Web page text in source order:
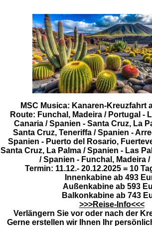
MSC Musica: Kanaren-Kreuzfahrt
Route: Funchal, Madeira / Portugal -
Canaria / Spanien - Santa Cruz, La
Santa Cruz, Teneriffa / Spanien -
Spanien - Puerto del Rosario,
Santa Cruz, La Palma / Spanien - Las
/ Spanien - Funchal, Madeira /
Termin: 11.12.- 20.12.2025 = 10
Innenkabine ab 493
Außenkabine ab 593
Balkonkabine ab 743
>>>Reise-Info<<<
Verlängern Sie vor oder nach der
Gerne erstellen wir Ihnen Ihr